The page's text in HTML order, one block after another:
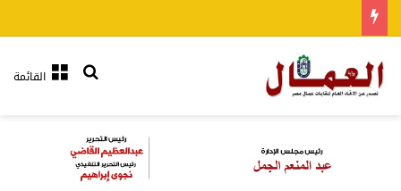
القائمةبحث عن